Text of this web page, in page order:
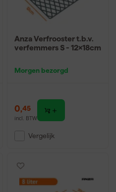
Anza Verfrooster t.b.v.
verfemmers S - 12x18cm
Morgen bezorgd
0,45
incl. BTW
Vergelijk